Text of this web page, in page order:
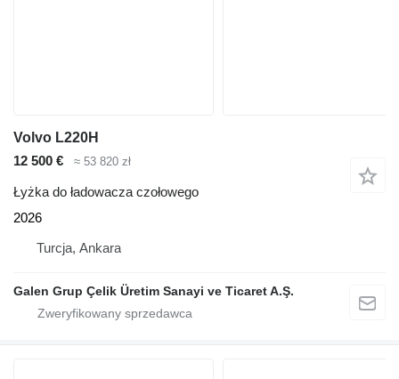
Volvo L220H
12 500 €
≈ 53 820 zł
Łyżka do ładowacza czołowego
2026
Turcja, Ankara
Galen Grup Çelik Üretim Sanayi ve Ticaret A.Ş.